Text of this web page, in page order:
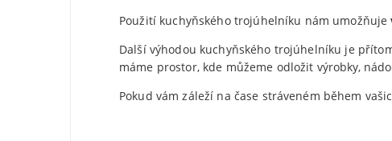
Použití kuchyňského trojúhelníku nám umožňuje
Další výhodou kuchyňského trojúhelníku je
máme prostor, kde můžeme odložit výrobky,
Pokud vám záleží na čase stráveném během